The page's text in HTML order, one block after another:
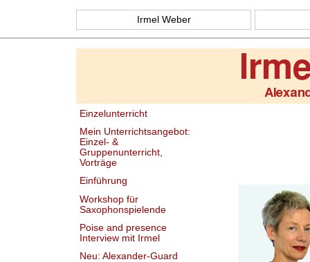
Irmel Weber
Einzelunterricht
Mein Unterrichtsangebot:
Einzel- &
Gruppenunterricht,
Vorträge
Einführung
Workshop für
Saxophonspielende
Poise and presence
Interview mit Irmel
Neu: Alexander-Guard